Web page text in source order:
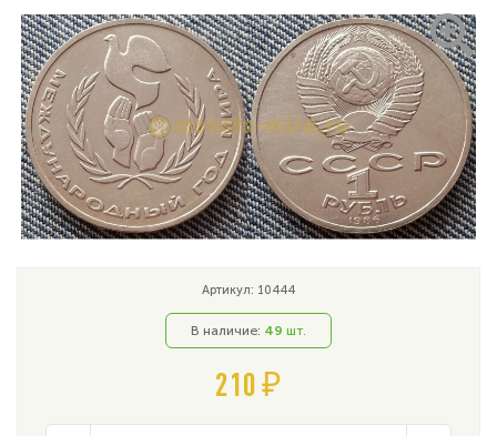
Артикул: 10444
В наличие: 49 шт.
210 ₽